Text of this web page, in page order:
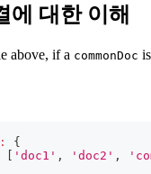
에 대한 이해
above, if a commonDoc
:
{
'doc1' , 'doc2' ,